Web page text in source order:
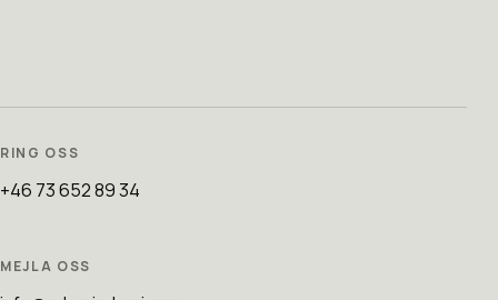
RING OSS
+46 73 652 89 34
MEJLA OSS